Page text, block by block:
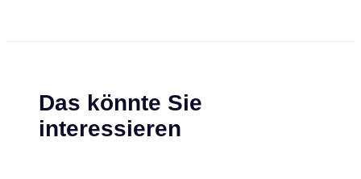
Das könnte Sie
interessieren